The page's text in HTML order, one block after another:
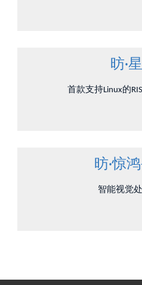
昉·
首款支持Linux的
昉·惊
智能视觉